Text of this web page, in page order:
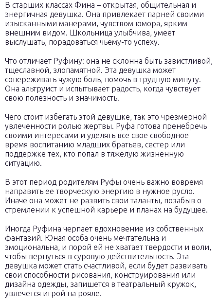
В старших классах Фина – открытая, общительная и
энергичная девушка. Она привлекает парней своими
изысканными манерами, чувством юмора, ярким
внешним видом. Школьница улыбчива, умеет
выслушать, порадоваться чьему-то успеху.
Что отличает Руфину: она не склонна быть завистливой,
тщеславной, злопамятной. Эта девушка может
сопереживать чужую боль, помочь в трудную минуту.
Она альтруист и испытывает радость, когда чувствует
свою полезность и значимость.
Чего стоит избегать этой девушке, так это чрезмерной
увлеченности ролью жертвы. Руфа готова пренебречь
своими интересами и уделять все свое свободное
время воспитанию младших братьев, сестер или
поддержке тех, кто попал в тяжелую жизненную
ситуацию.
В этот период родителям Руфы очень важно вовремя
направить ее творческую энергию в нужное русло.
Иначе она может не развить свои таланты, позабыв о
стремлении к успешной карьере и планах на будущее.
Иногда Руфина черпает вдохновение из собственных
фантазий. Юная особа очень мечтательна и
эмоциональна, и порой ей не хватает твердости и воли,
чтобы вернуться в суровую действительность. Эта
девушка может стать счастливой, если будет развивать
свои способности рисования, конструирования или
дизайна одежды, запишется в театральный кружок,
увлечется игрой на рояле.